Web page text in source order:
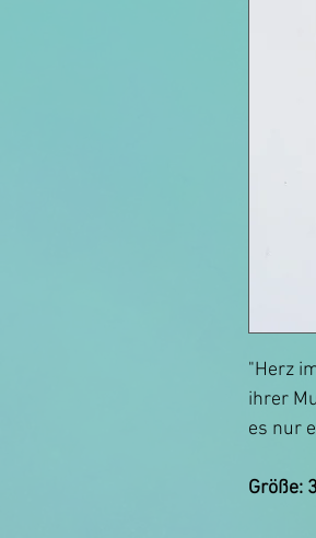
"Herz
ihrer
es nur
Größe: